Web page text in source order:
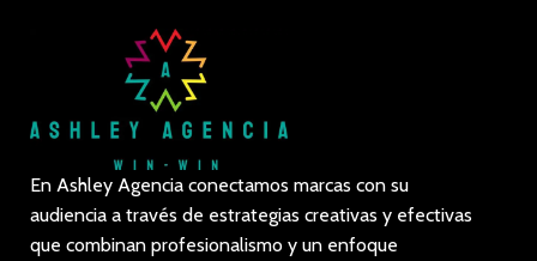
En Ashley Agencia conectamos marcas con su
audiencia a través de estrategias creativas y efectivas
que combinan profesionalismo y un enfoque